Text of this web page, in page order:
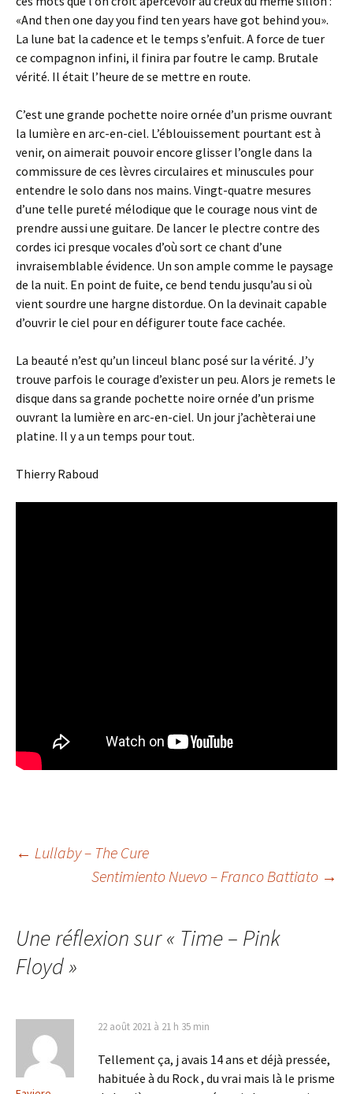
«And then one day you find ten years have got behind you».
La lune bat la cadence et le temps s’enfuit. A force de tuer
ce compagnon infini, il finira par foutre le camp. Brutale
vérité. Il était l’heure de se mettre en route.
C’est une grande pochette noire ornée d’un prisme ouvrant
la lumière en arc-en-ciel. L’éblouissement pourtant est à
venir, on aimerait pouvoir encore glisser l’ongle dans la
commissure de ces lèvres circulaires et minuscules pour
entendre le solo dans nos mains. Vingt-quatre mesures
d’une telle pureté mélodique que le courage nous vint de
prendre aussi une guitare. De lancer le plectre contre des
cordes ici presque vocales d’où sort ce chant d’une
invraisemblable évidence. Un son ample comme le paysage
de la nuit. En point de fuite, ce bend tendu jusqu’au si où
vient sourdre une hargne distordue. On la devinait capable
d’ouvrir le ciel pour en défigurer toute face cachée.
La beauté n’est qu’un linceul blanc posé sur la vérité. J’y
trouve parfois le courage d’exister un peu. Alors je remets le
disque dans sa grande pochette noire ornée d’un prisme
ouvrant la lumière en arc-en-ciel. Un jour j’achèterai une
platine. Il y a un temps pour tout.
Thierry Raboud
Navigation
articles
← Lullaby – The Cure
Sentimiento Nuevo – Franco Battiato →
Une réflexion sur « Time – Pink
Floyd»
22 août 2021 à 21 h 35 min
Tellement ça, j avais 14 ans et déjà pressée,
habituée à du Rock , du vrai mais là le prisme